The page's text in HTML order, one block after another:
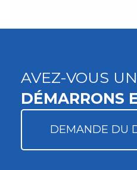
AVEZ-VOUS
DÉMARRONS
DEMANDE DU